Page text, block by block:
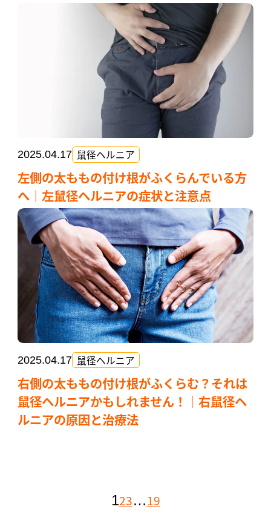
2025.04.17 鼠径ヘルニア
左側の太ももの付け根がふくらんでいる方
へ｜左鼠径ヘルニアの症状と注意点
2025.04.17 鼠径ヘルニア
右側の太ももの付け根がふくらむ？それは
鼠径ヘルニアかもしれません！｜右鼠径ヘ
ルニアの原因と治療法
123…19